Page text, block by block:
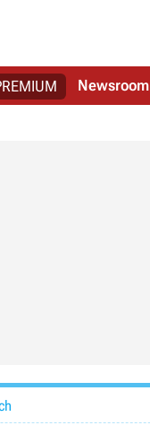
Newsroom